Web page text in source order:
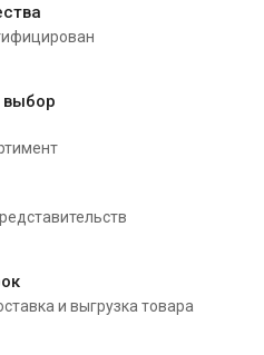
и выгрузка товара